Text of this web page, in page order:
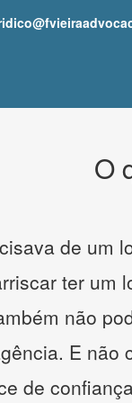
O
de um
ter um
não
E não
de